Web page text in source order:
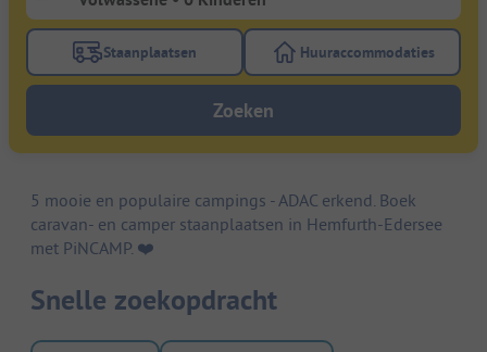
Gebruik de filterknop staanplaatsen om te zoeken
Staanplaatsen Gebruik de
Huuraccommodaties
Zoeken
5 mooie en populaire campings - ADAC erkend. Boek
caravan- en camper staanplaatsen in Hemfurth-Edersee
met PiNCAMP. ❤️️
Snelle zoekopdracht